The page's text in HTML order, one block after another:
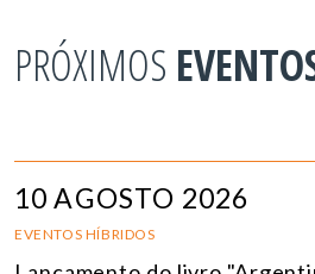
PRÓXIMOS
10 AGOSTO 2026
EVENTOS HÍBRIDOS